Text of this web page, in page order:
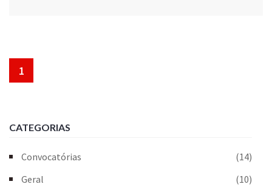
1
CATEGORIAS
Convocatórias
(14)
Geral
(10)